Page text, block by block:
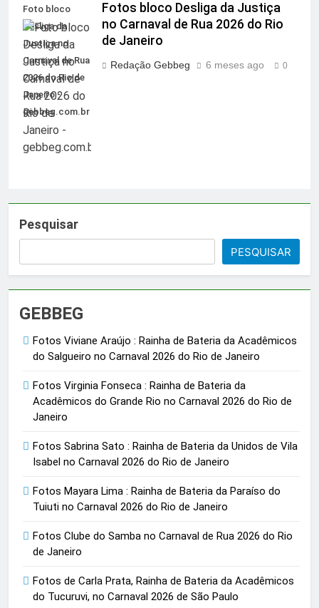
Foto bloco
Desliga da
Justiça no
Carnaval de Rua
2026 do Rio de
Janeiro -
gebbeg.com.br
Fotos bloco Desliga da Justiça
no Carnaval de Rua 2026 do Rio
de Janeiro
Redação Gebbeg 6 meses ago 0
Pesquisar
PESQUISAR
GEBBEG
Fotos Viviane Araújo : Rainha de Bateria da Acadêmicos
do Salgueiro no Carnaval 2026 do Rio de Janeiro
Fotos Virginia Fonseca : Rainha de Bateria da
Acadêmicos do Grande Rio no Carnaval 2026 do Rio de
Janeiro
Fotos Sabrina Sato : Rainha de Bateria da Unidos de Vila
Isabel no Carnaval 2026 do Rio de Janeiro
Fotos Mayara Lima : Rainha de Bateria da Paraíso do
Tuiuti no Carnaval 2026 do Rio de Janeiro
Fotos Clube do Samba no Carnaval de Rua 2026 do Rio
de Janeiro
Fotos de Carla Prata, Rainha de Bateria da Acadêmicos
do Tucuruvi, no Carnaval 2026 de São Paulo